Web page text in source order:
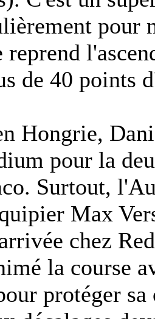
pour
de 40 points
Hongrie,
pour la
Surtout,
Max
chez
la course
protéger